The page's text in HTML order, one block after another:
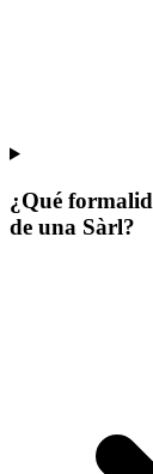
¿Qué
de una Sàrl?